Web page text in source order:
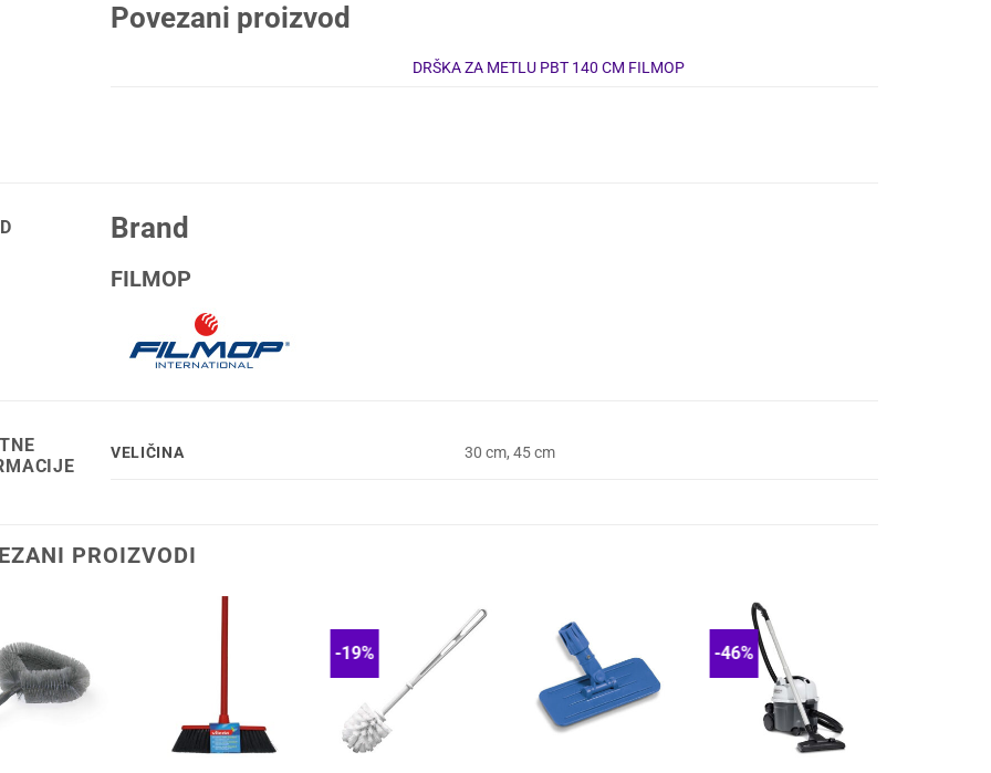
Povezani proizvod
DRŠKA ZA METLU PBT 140 CM FILMOP
Brand
FILMOP
VELIČINA 30 cm, 45 cm
PROIZVODI
-19% -46%